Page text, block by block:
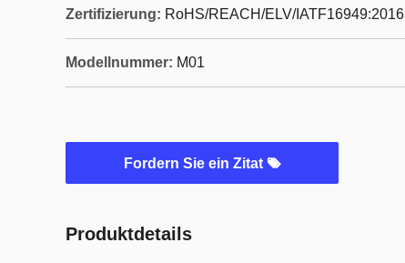
Zertifizierung: RoHS/REACH/ELV/IATF16949:2016
Modellnummer: M01
Fordern Sie ein Zitat
Produktdetails